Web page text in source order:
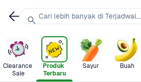
Clearance
Sale
Produk
Terbaru
Sayur Buah
Cari lebih banyak di Terjadwal...